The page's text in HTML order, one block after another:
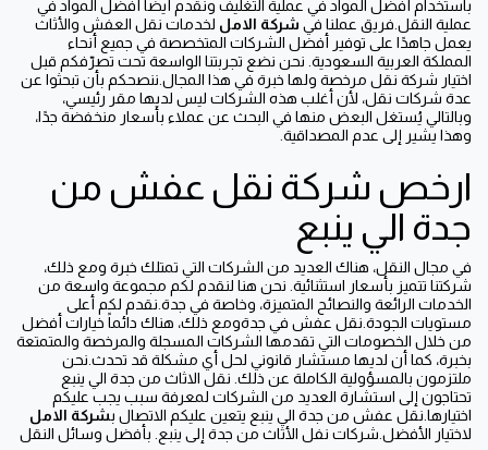
باستخدام أفضل المواد في عملية التغليف ونقدم أيضًا أفضل المواد في
عملية النقل.فريق عملنا في شركة الامل لخدمات نقل العفش والأثاث
يعمل جاهدًا على توفير أفضل الشركات المتخصصة في جميع أنحاء
المملكة العربية السعودية. نحن نضع تجربتنا الواسعة تحت تصرّفكم قبل
اختيار شركة نقل مرخصة ولها خبرة في هذا المجال.ننصحكم بأن تبحثوا عن
عدة شركات نقل، لأن أغلب هذه الشركات ليس لديها مقر رئيسي،
وبالتالي يُستغل البعض منها في البحث عن عملاء بأسعار منخفضة جدًا،
وهذا يشير إلى عدم المصداقية.
ارخص شركة نقل عفش من
جدة الي ينبع
في مجال النقل، هناك العديد من الشركات التي تمتلك خبرة ومع ذلك،
شركتنا تتميز بأسعار استثنائية. نحن هنا لنقدم لكم مجموعة واسعة من
الخدمات الرائعة والنصائح المتميزة، وخاصة في جدة.نقدم لكم أعلى
مستويات الجودة.نقل عفش في جدةومع ذلك، هناك دائماً خيارات أفضل
من خلال الخصومات التي تقدمها الشركات المسجلة والمرخصة والمتمتعة
بخبرة، كما أن لديها مستشار قانوني لحل أي مشكلة قد تحدث.نحن
ملتزمون بالمسؤولية الكاملة عن ذلك. نقل الاثاث من جدة الي ينبع
تحتاجون إلى استشارة العديد من الشركات لمعرفة سبب يجب عليكم
اختيارها.نقل عفش من جدة الي ينبع يتعين عليكم الاتصال بشركة الامل
لاختيار الأفضل.شركات نفل الأثاث من جدة إلى ينبع. بأفضل وسائل النقل